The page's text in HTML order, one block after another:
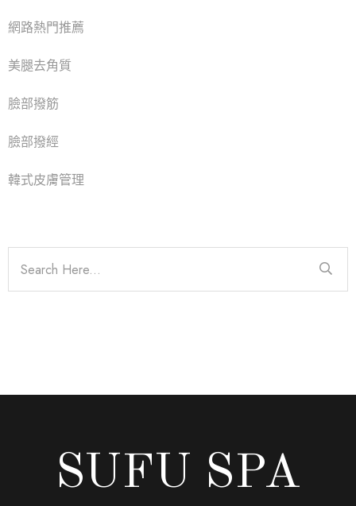
網路熱門推薦
美腿去角質
臉部撥筋
臉部撥經
韓式皮膚管理
SUFU SPA